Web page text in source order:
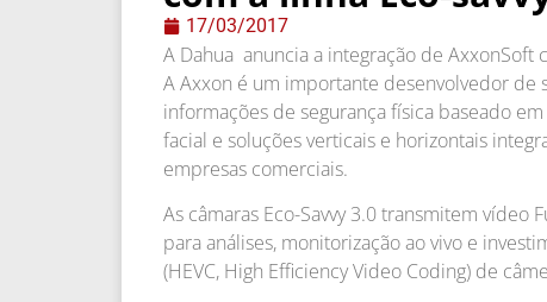
17/03/2017
A Dahua anuncia a integração de AxxonSoft
A Axxon é um importante desenvolvedor
informações de segurança física baseado
facial e soluções verticais e horizontais
empresas comerciais.
As câmaras Eco-Savvy 3.0 transmitem
para análises, monitorização ao vivo e
(HEVC, High Efficiency Video Coding) de